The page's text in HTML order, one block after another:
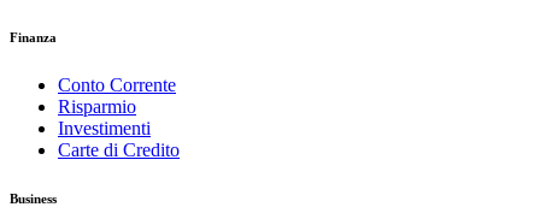
Finanza
Conto Corrente
Risparmio
Investimenti
Carte di Credito
Business